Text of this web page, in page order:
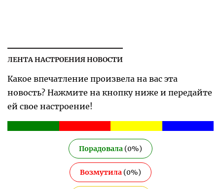
ЛЕНТА НАСТРОЕНИЯ НОВОСТИ
Какое впечатление произвела на вас эта
новость? Нажмите на кнопку ниже и передайте
ей свое настроение!
Порадовала (0%)
Возмутила (0%)